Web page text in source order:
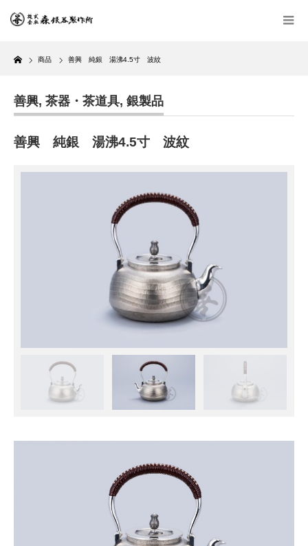
Home
商品 善興 純銀 湯沸4.5寸 波紋
善興, 茶器・茶道具, 銀製品
善興 純銀 湯沸4.5寸 波紋